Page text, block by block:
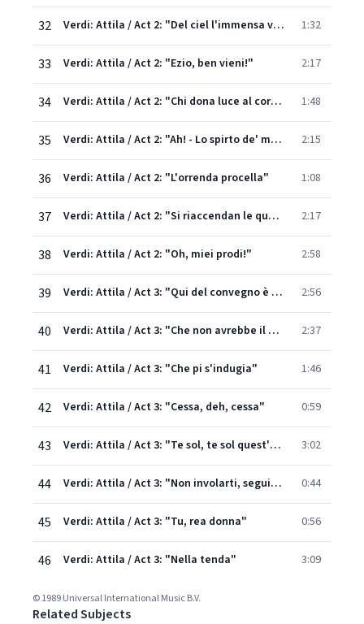
32 Verdi: Attila / Act 2: "Del ciel l'immensa volta" 1:32
33 Verdi: Attila / Act 2: "Ezio, ben vieni!" 2:17
34 Verdi: Attila / Act 2: "Chi dona luce al cor?..." 1:48
35 Verdi: Attila / Act 2: "Ah! - Lo spirto de' monti 2:15
36 Verdi: Attila / Act 2: "L'orrenda procella" 1:08
37 Verdi: Attila / Act 2: "Si riaccendan le quercie" 2:17
38 Verdi: Attila / Act 2: "Oh, miei prodi!" 2:58
39 Verdi: Attila / Act 3: "Qui del convegno è il loco" 2:56
40 Verdi: Attila / Act 3: "Che non avrebbe il misero" 2:37
41 Verdi: Attila / Act 3: "Che pi s'indugia" 1:46
42 Verdi: Attila / Act 3: "Cessa, deh, cessa" 0:59
43 Verdi: Attila / Act 3: "Te sol, te sol quest'anima" 3:02
44 Verdi: Attila / Act 3: "Non involarti, seguimi" 0:44
45 Verdi: Attila / Act 3: "Tu, rea donna" 0:56
46 Verdi: Attila / Act 3: "Nella tenda" 3:09
© 1989 Universal International Music B.V.
Related Subjects